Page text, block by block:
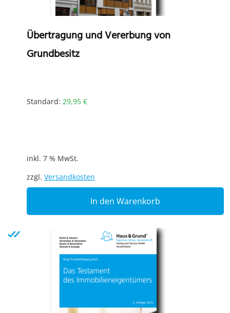
Übertragung und Vererbung von
Grundbesitz
Standard: 29,95 €
inkl. 7 % MwSt.
zzgl. Versandkosten
In den Warenkorb